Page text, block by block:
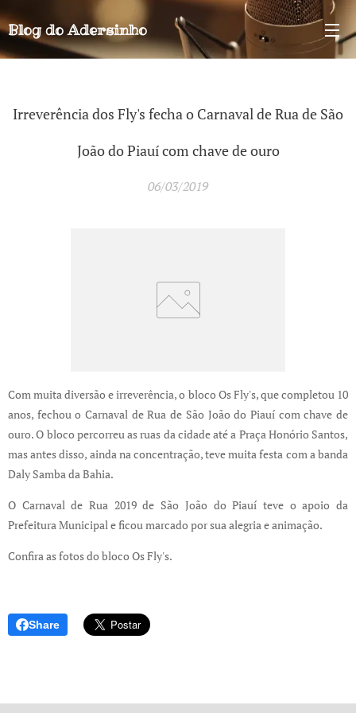
Blog doAdersinho
Irreverência dos Fly's fecha o Carnaval de Rua de São
João do Piauí com chave de ouro
06/03/2019
Com muita diversão e irreverência, o bloco Os Fly's, que completou 10
anos, fechou o Carnaval de Rua de São João do Piauí com chave de
ouro. O bloco percorreu as ruas da cidade até a Praça Honório Santos,
mas antes disso, ainda na concentração, teve muita festa com a banda
Daly Samba da Bahia.
O Carnaval de Rua 2019 de São João do Piauí teve o apoio da
Prefeitura Municipal e ficou marcado por sua alegria e animação.
Confira as fotos do bloco Os Fly's.
Share